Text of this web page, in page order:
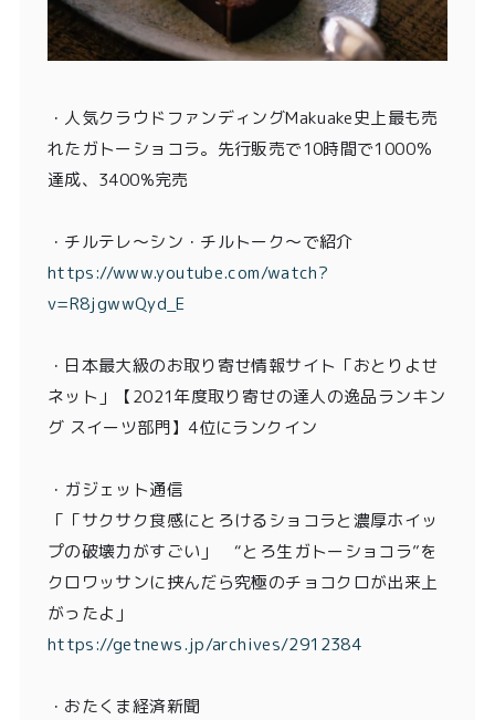
・ 人気クラウドファンディングMakuake史上最も売
れたガトーショコラ。先行販売で10時間で1000％
達成、3400%完売
・チルテレ〜シン・チルトーク〜で紹介
https://www.youtube.com/watch?
v=R8jgwwQyd_E
・日本最大級のお取り寄せ情報サイト「おとりよせ
ネット」【2021年度取り寄せの達人の逸品ランキン
グ スイーツ部門】4位にランクイン
・ガジェット通信
「「サクサク食感にとろけるショコラと濃厚ホイッ
プの破壊力がすごい」 “とろ生ガトーショコラ”を
クロワッサンに挟んだら究極のチョコクロが出来上
がったよ」
https://getnews.jp/archives/2912384
・おたくま経済新聞